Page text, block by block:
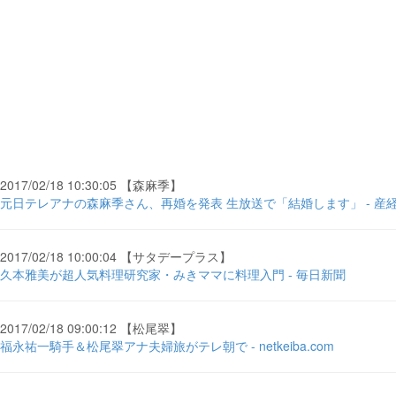
2017/02/18 10:30:05 【森麻季】
元日テレアナの森麻季さん、再婚を発表 生放送で「結婚します」 - 産
2017/02/18 10:00:04 【サタデープラス】
久本雅美が超人気料理研究家・みきママに料理入門 - 毎日新聞
2017/02/18 09:00:12 【松尾翠】
福永祐一騎手＆松尾翠アナ夫婦旅がテレ朝で - netkeiba.com